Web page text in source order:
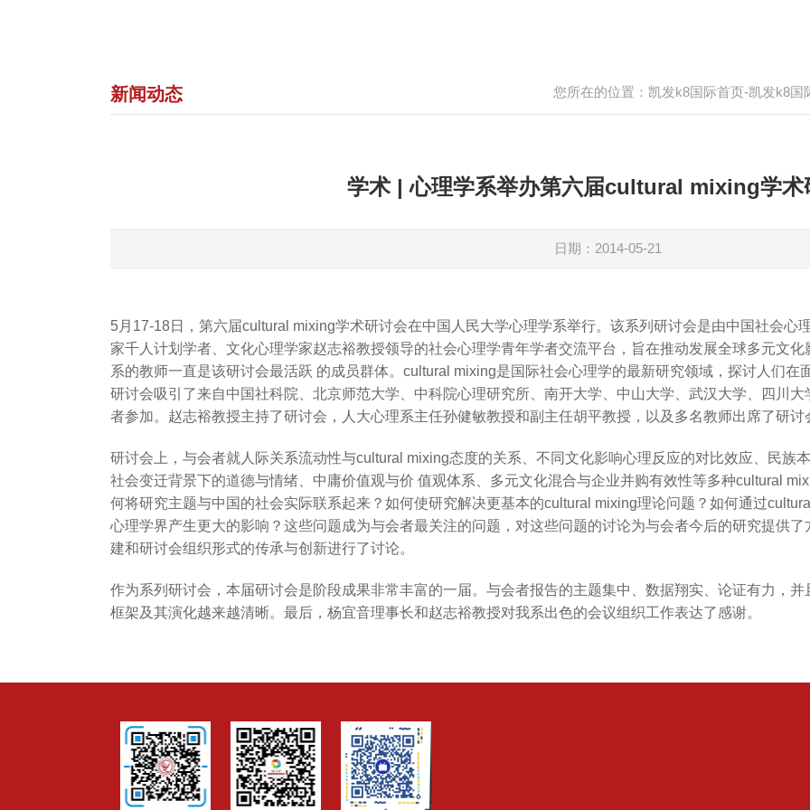
您所在的位置： 凯发k8国际首页-凯发k8国
新闻动态
学术 | 心理学系举办第六届cultural mixing学术
日期：2014-05-21
5月17-18日，第六届cultural mixing学术研讨会在中国人民大学心理学系举行。该系列研讨会是由中国社会心
家千人计划学者、文化心理学家赵志裕教授领导的社会心理学青年学者交流平台，旨在推动发展全球多元文
系的教师一直是该研讨会最活跃 的成员群体。cultural mixing是国际社会心理学的最新研究领域，探讨人们
研讨会吸引了来自中国社科院、北京师范大学、中科院心理研究所、南开大学、中山大学、武汉大学、四川
者参加。赵志裕教授主持了研讨会，人大心理系主任孙健敏教授和副主任胡平教授，以及多名教师出席了研讨
研讨会上，与会者就人际关系流动性与cultural mixing态度的关系、不同文化影响心理反应的对比效应、民族
社会变迁背景下的道德与情绪、中庸价值观与价 值观体系、多元文化混合与企业并购有效性等多种cultural
何将研究主题与中国的社会实际联系起来？如何使研究解决更基本的cultural mixing理论问题？如何通过
心理学界产生更大的影响？这些问题成为与会者最关注的问题，对这些问题的讨论为与会者今后的研究提供
建和研讨会组织形式的传承与创新进行了讨论。
作为系列研讨会，本届研讨会是阶段成果非常丰富的一届。与会者报告的主题集中、数据翔实、论证有力，
框架及其演化越来越清晰。最后，杨宜音理事长和赵志裕教授对我系出色的会议组织工作表达了感谢。